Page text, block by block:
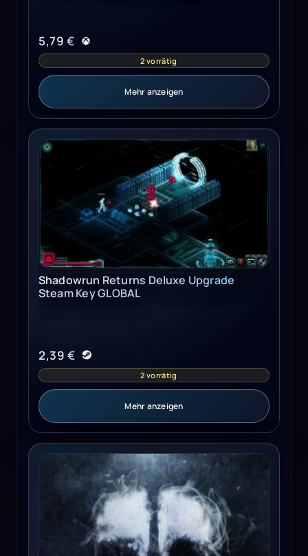
5,79 €
2 vorrätig
Mehr anzeigen
Shadowrun Returns Deluxe Upgrade Steam Key GLOBAL
Shadowrun Returns Deluxe Upgrade
Steam Key GLOBAL
2,39 €
2 vorrätig
Mehr anzeigen
Call of Duty: Ghosts - Season Pass Xbox Live Key EUROPE